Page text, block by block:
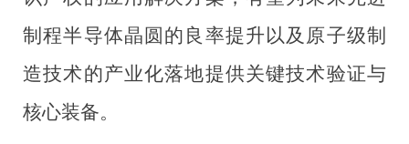
制程半导体晶圆的良率提升以及原子级制
造技术的产业化落地提供关键技术验证与
核心装备。